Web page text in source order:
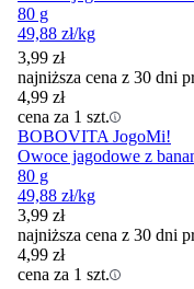
80 g
49,88 zł/kg
3,99 zł
najniższa cena z 30 dni
4,99 zł
cena za 1 szt.
BOBOVITA JogoMi!
Owoce jagodowe z
80 g
49,88 zł/kg
3,99 zł
najniższa cena z 30 dni
4,99 zł
cena za 1 szt.